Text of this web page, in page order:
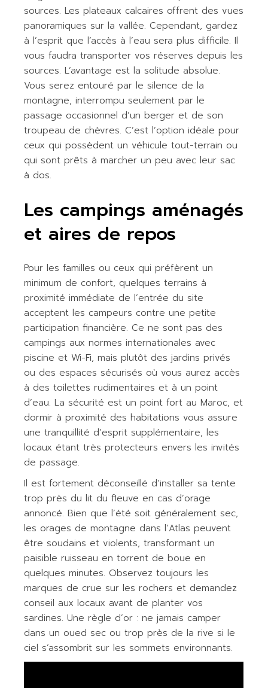
sources. Les plateaux calcaires offrent des vues
panoramiques sur la vallée. Cependant, gardez
à l’esprit que l’accès à l’eau sera plus difficile. Il
vous faudra transporter vos réserves depuis les
sources. L’avantage est la solitude absolue.
Vous serez entouré par le silence de la
montagne, interrompu seulement par le
passage occasionnel d’un berger et de son
troupeau de chèvres. C’est l’option idéale pour
ceux qui possèdent un véhicule tout-terrain ou
qui sont prêts à marcher un peu avec leur sac
à dos.
Les campings aménagés
et aires de repos
Pour les familles ou ceux qui préfèrent un
minimum de confort, quelques terrains à
proximité immédiate de l’entrée du site
acceptent les campeurs contre une petite
participation financière. Ce ne sont pas des
campings aux normes internationales avec
piscine et Wi-Fi, mais plutôt des jardins privés
ou des espaces sécurisés où vous aurez accès
à des toilettes rudimentaires et à un point
d’eau. La sécurité est un point fort au Maroc, et
dormir à proximité des habitations vous assure
une tranquillité d’esprit supplémentaire, les
locaux étant très protecteurs envers les invités
de passage.
Il est fortement déconseillé d’installer sa tente
trop près du lit du fleuve en cas d’orage
annoncé. Bien que l’été soit généralement sec,
les orages de montagne dans l’Atlas peuvent
être soudains et violents, transformant un
paisible ruisseau en torrent de boue en
quelques minutes. Observez toujours les
marques de crue sur les rochers et demandez
conseil aux locaux avant de planter vos
sardines. Une règle d’or : ne jamais camper
dans un oued sec ou trop près de la rive si le
ciel s’assombrit sur les sommets environnants.